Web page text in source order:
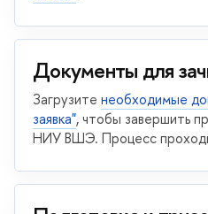
Документы для
Загрузите необходимые
заявка", чтобы завершить
НИУ ВШЭ. Процесс